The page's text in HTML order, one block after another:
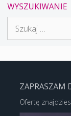
WYSZUKIWANIE
ZAPRASZAM
Ofertę